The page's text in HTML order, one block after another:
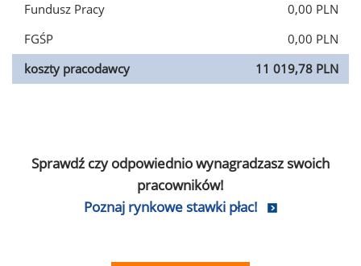
Fundusz Pracy
0,00 PLN
FGŚP
0,00 PLN
koszty pracodawcy
11 019,78 PLN
Sprawdź czy odpowiednio wynagradzasz swoich
pracowników!
Poznaj rynkowe stawki płac!